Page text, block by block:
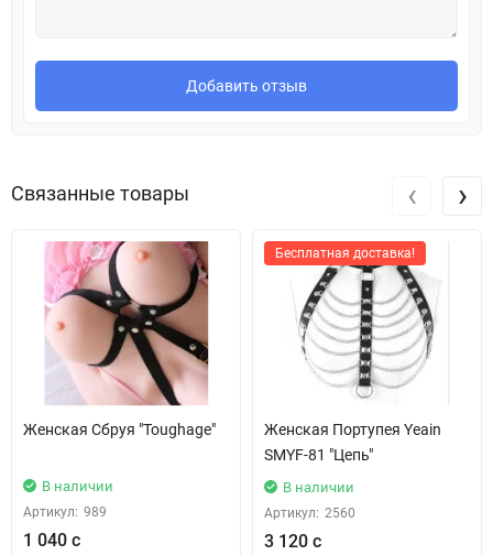
Добавить отзыв
Связанные товары
Женская Сбруя "Toughage"
В наличии
Артикул: 989
1 040 с
Бесплатная доставка!
Женская Портупея Yeain
SMYF-81 "Цепь"
В наличии
Артикул: 2560
3 120 с
‹ ›